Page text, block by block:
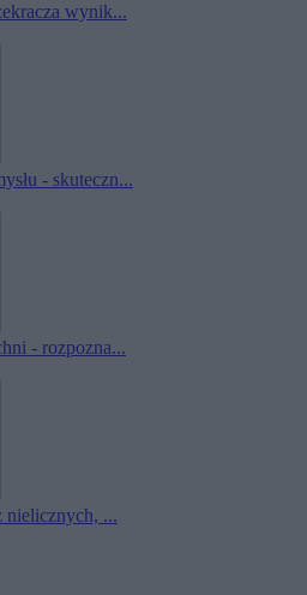
wynik...
- skuteczn...
- rozpozna...
nielicznych, ...